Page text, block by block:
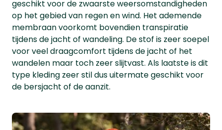
geschikt voor de zwaarste weersomstandigheden
op het gebied van regen en wind. Het ademende
membraan voorkomt bovendien transpiratie
tijdens de jacht of wandeling. De stof is zeer soepel
voor veel draagcomfort tijdens de jacht of het
wandelen maar toch zeer slijtvast. Als laatste is dit
type kleding zeer stil dus uitermate geschikt voor
de bersjacht of de aanzit.